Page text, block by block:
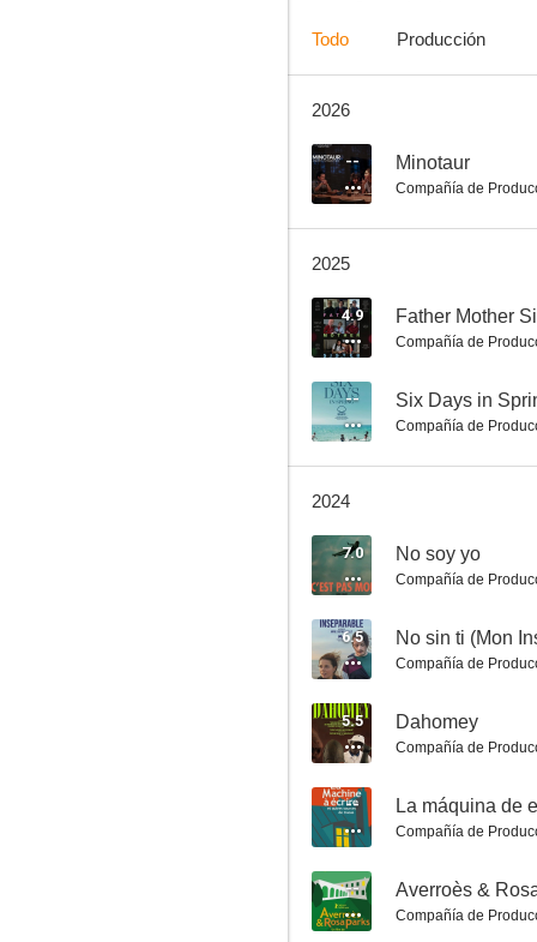
Cuento de verano
7.3
La rodilla de Clara
7.0
Todo Producción
2026
-- Minotaur
Compañía de
2025
4.9 Father Mother
Compañía de
-- Six Days in
Compañía de
2024
7.0 No soy yo
Compañía de
6.5 No sin ti (Mon
Compañía de
5.5 Dahomey
Compañía de
--
Compañía de
-- Averroès &
Compañía de